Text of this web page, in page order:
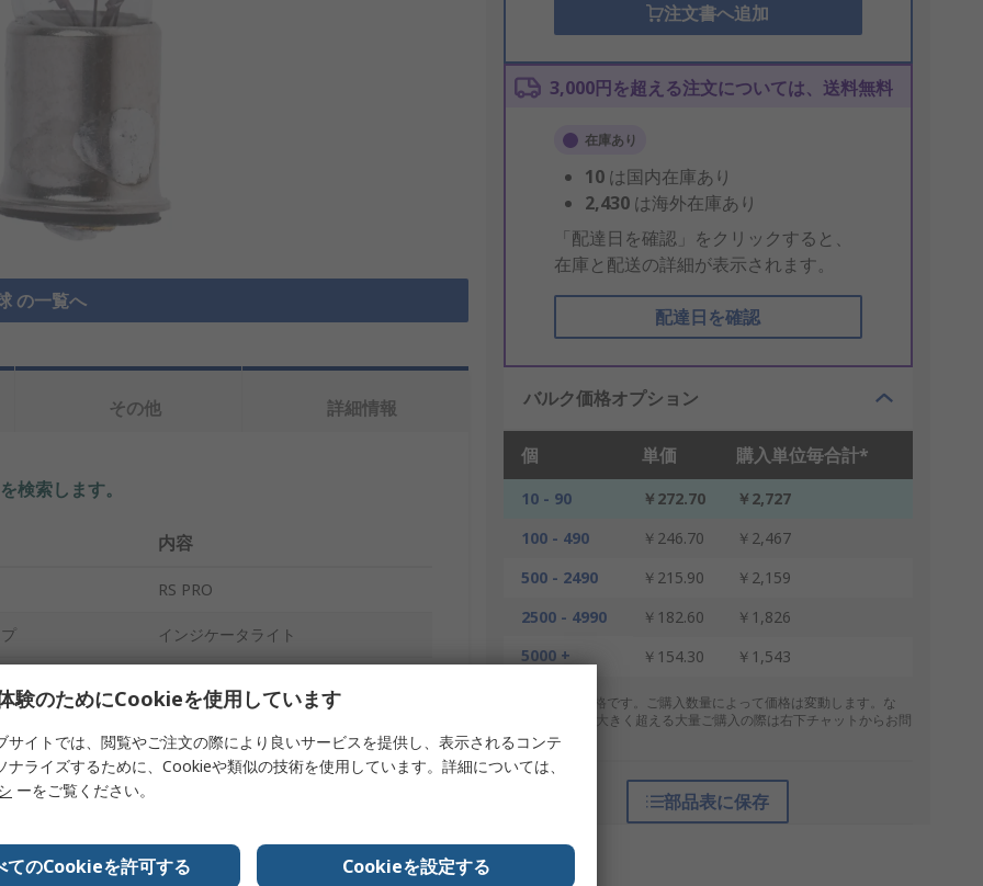
の一覧へ
注文書へ追加
3,000円を超える注文については、送料無料
在庫あり
10 は国内在庫あり
2,430 は海外在庫あり
「配達日を確認」をクリックすると、
在庫と配送の詳細が表示されます。
配達日を確認
バルク価格オプション
個 単価 購入単位毎合計*
10 - 90 ￥272.70
￥2,727
100 - 490
￥246.70
￥2,467
500 - 2490
￥215.90
￥2,159
2500 - 4990
￥182.60
￥1,826
5000 +
￥154.30 ￥1,543
* 表示は参考価格です。ご購入数量によって価格は変動します。な
お、上記数量を大きく超える大量ご購入の際は右下チャットからお問
合せください。
部品表に保存
その他 詳細情報
検索します。
内容
RS PRO
インジケータライト
40mA
16.1mm
験のためにCookieを使用しています
サイトでは、閲覧やご注文の際により良いサービスを提供し、表示されるコンテ
ナライズするために、Cookieや類似の技術を使用しています。詳細については、
ーをご覧ください。
てのCookieを許可する Cookieを設定する